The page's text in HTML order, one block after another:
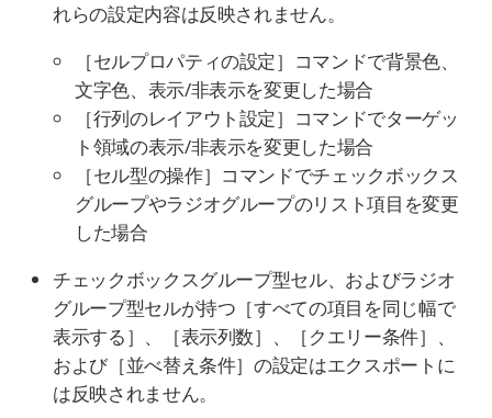
れらの設定内容は反映されません。
［セルプロパティの設定］コマンドで背景色、
文字色、表示/非表示を変更した場合
［行列のレイアウト設定］コマンドでターゲッ
ト領域の表示/非表示を変更した場合
［セル型の操作］コマンドでチェックボックス
グループやラジオグループのリスト項目を変更
した場合
チェックボックスグループ型セル、およびラジオ
グループ型セルが持つ［すべての項目を同じ幅で
表示する］、［表示列数］、［クエリー条件］、
および［並べ替え条件］の設定はエクスポートに
は反映されません。